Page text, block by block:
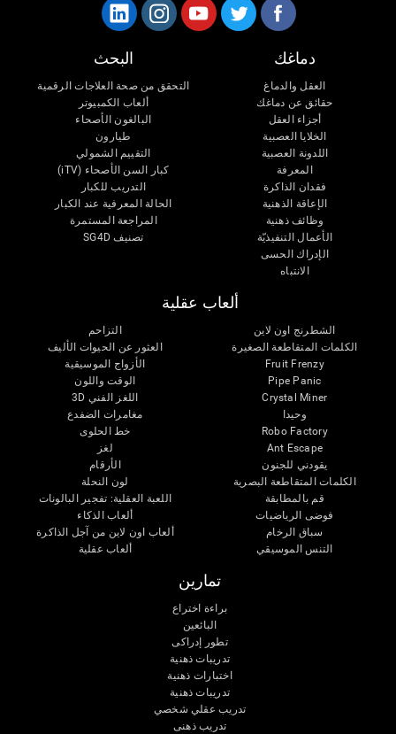
دماغك
العقل والدماغ
حقائق عن دماغك
أجزاء العقل
الخلايا العصبية
اللدونة العصبية
المعرفة
فقدان الذاكرة
الإعاقة الذهنية
وظائف ذهنية
الأعمال التنفيذيّة
الإدراك الحسى
الانتباه
البحث
التحقق من صحة العلاجات الرقمية
ألعاب الكمبيوتر
البالغون الأصحاء
طيارون
التقييم الشمولي
كبار السن الأصحاء (iTV)
التدريب للكبار
الحالة المعرفية عند الكبار
المراجعة المستمرة
تصنيف SG4D
ألعاب عقلية
الشطرنج اون لاين
الكلمات المتقاطعة الصغيرة
Fruit Frenzy
Pipe Panic
Crystal Miner
وحيدا
Robo Factory
Ant Escape
يقودني للجنون
الكلمات المتقاطعة البصرية
قم بالمطابقة
فوضى الرياضيات
سباق الرخام
التنس الموسيقي
التزاحم
العثور عن الحيوات الأليف
الأزواج الموسيقية
الوقت واللون
اللغز الفني 3D
مغامرات الضفدع
خط الحلوى
لغز
الأرقام
لون النحلة
اللعبة العقلية: تفجير البالونات
ألعاب الذكاء
ألعاب اون لاين من آجل الذاكرة
ألعاب عقلية
تمارين
براءة اختراع
البائعين
تطور إدراكى
تدريبات ذهنية
اختبارات ذهنية
تدريبات ذهنية
تدريب عقلي شخصي
تدريب ذهنى